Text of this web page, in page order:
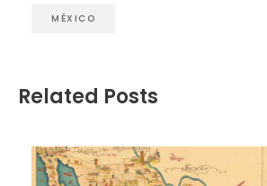
MÉXICO
Related Posts